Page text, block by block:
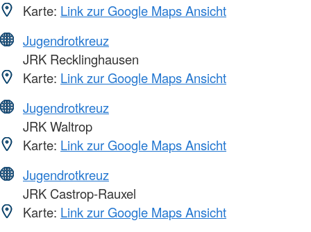
Karte: Link zur Google Maps Ansicht
Jugendrotkreuz
JRK Recklinghausen
Karte: Link zur Google Maps Ansicht
Jugendrotkreuz
JRK Waltrop
Karte: Link zur Google Maps Ansicht
Jugendrotkreuz
JRK Castrop-Rauxel
Karte: Link zur Google Maps Ansicht